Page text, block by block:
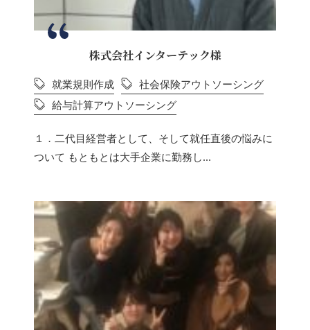
株式会社インターテック様
就業規則作成
社会保険アウトソーシング
給与計算アウトソーシング
１．二代目経営者として、そして就任直後の悩みに
ついて もともとは大手企業に勤務し...